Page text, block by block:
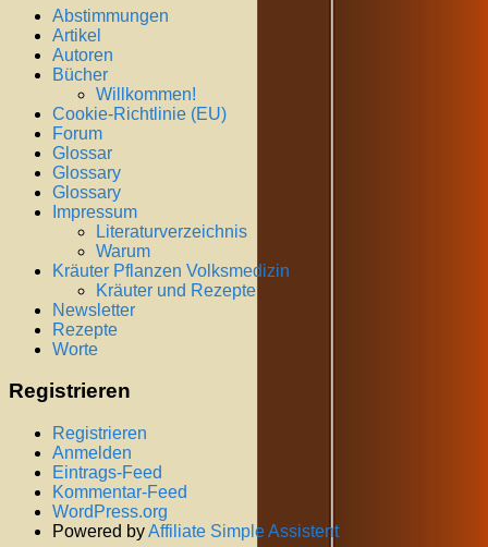
Abstimmungen
Artikel
Autoren
Bücher
Willkommen!
Cookie-Richtlinie (EU)
Forum
Glossar
Glossary
Glossary
Impressum
Literaturverzeichnis
Warum
Kräuter Pflanzen Volksmedizin
Kräuter und Rezepte
Newsletter
Rezepte
Worte
Registrieren
Registrieren
Anmelden
Eintrags-Feed
Kommentar-Feed
WordPress.org
Powered byAffiliate Simple Assistent